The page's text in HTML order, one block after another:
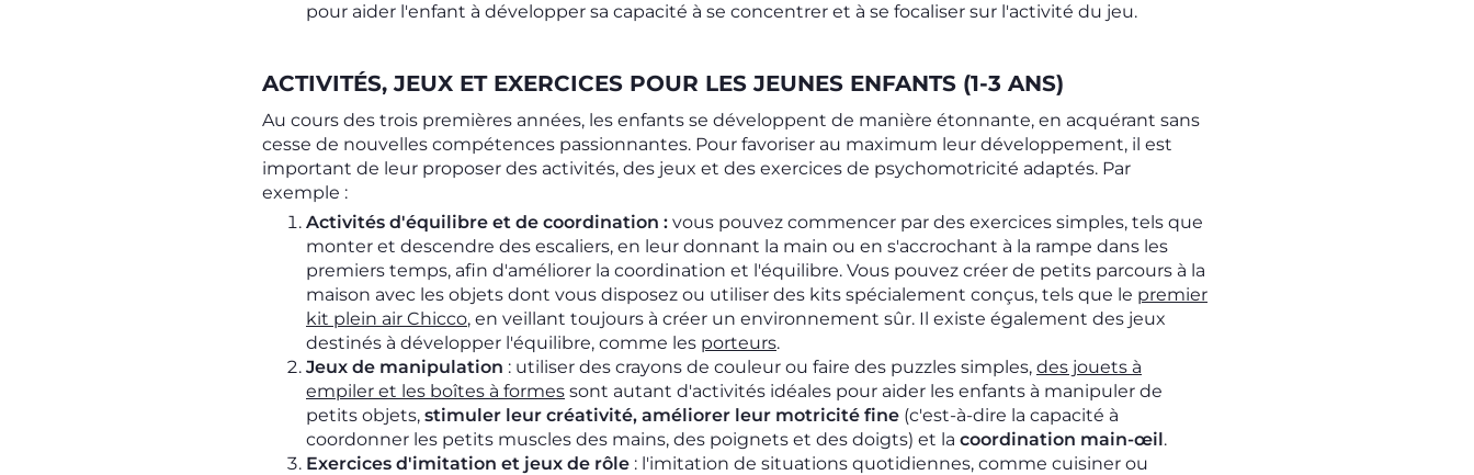
pour aider l'enfant à développer sa capacité à se concentrer et à se focaliser sur l'activité du jeu.
ACTIVITÉS, JEUX ET EXERCICES POUR LES JEUNES ENFANTS (1-3 ANS)
Au cours des trois premières années, les enfants se développent de manière étonnante, en acquérant sans
cesse de nouvelles compétences passionnantes. Pour favoriser au maximum leur développement, il est
important de leur proposer des activités, des jeux et des exercices de psychomotricité adaptés. Par
exemple :
Activités d'équilibre et de coordination : vous pouvez commencer par des exercices simples, tels que
monter et descendre des escaliers, en leur donnant la main ou en s'accrochant à la rampe dans les
premiers temps, afin d'améliorer la coordination et l'équilibre. Vous pouvez créer de petits parcours à la
maison avec les objets dont vous disposez ou utiliser des kits spécialement conçus, tels que le premier
kit plein air Chicco, en veillant toujours à créer un environnement sûr. Il existe également des jeux
destinés à développer l'équilibre, comme les porteurs.
Jeux de manipulation : utiliser des crayons de couleur ou faire des puzzles simples, des jouets à
empiler et les boîtes à formes sont autant d'activités idéales pour aider les enfants à manipuler de
petits objets, stimuler leur créativité, améliorer leur motricité fine (c'est-à-dire la capacité à
coordonner les petits muscles des mains, des poignets et des doigts) et la coordination main-œil.
Exercices d'imitation et jeux de rôle : l'imitation de situations quotidiennes, comme cuisiner ou